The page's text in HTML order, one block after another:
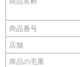
商品番号
店舗
商品の毛重